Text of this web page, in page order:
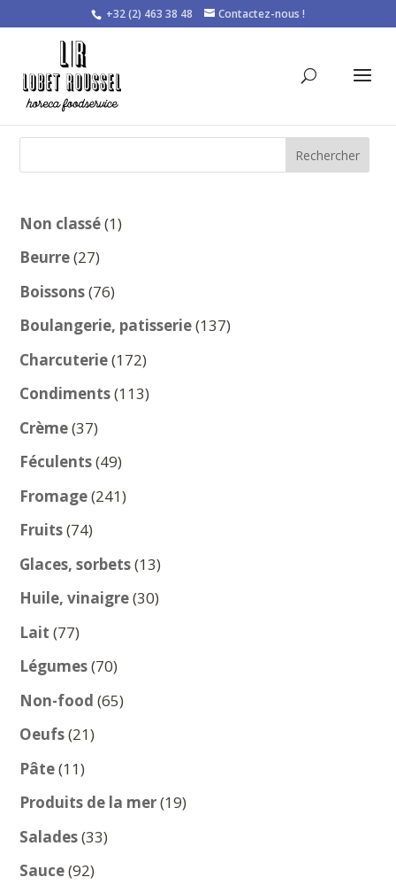
+32 (2) 463 38 48 Contactez-nous !
Rechercher
Non classé 11
Beurre 2727
produits
Boissons 7676
produits
Boulangerie, patisserie 137137
Charcuterie 172172
produits
Condiments 113113
Crème 3737
produits
Féculents 4949
produits
Fromage 241241
Fruits 7474
produits
Glaces, sorbets 1313
produits
Huile, vinaigre 3030
Lait 7777
produits
Légumes 7070
produits
Non-food 6565
Oeufs 2121
Pâte 1111
produits
Produits de la mer 1919
Salades 3333
Sauce 9292